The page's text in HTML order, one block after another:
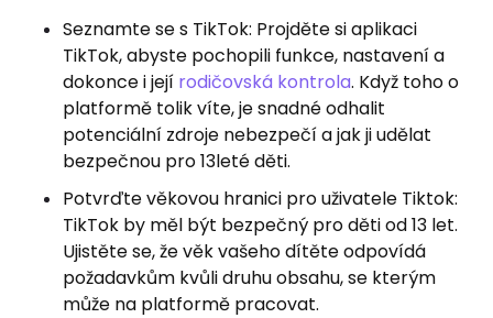
Seznamte se s TikTok: Projděte si aplikaci
TikTok, abyste pochopili funkce, nastavení a
dokonce i její rodičovská kontrola. Když toho o
platformě tolik víte, je snadné odhalit
potenciální zdroje nebezpečí a jak ji udělat
bezpečnou pro 13leté děti.
Potvrďte věkovou hranici pro uživatele Tiktok:
TikTok by měl být bezpečný pro děti od 13 let.
Ujistěte se, že věk vašeho dítěte odpovídá
požadavkům kvůli druhu obsahu, se kterým
může na platformě pracovat.